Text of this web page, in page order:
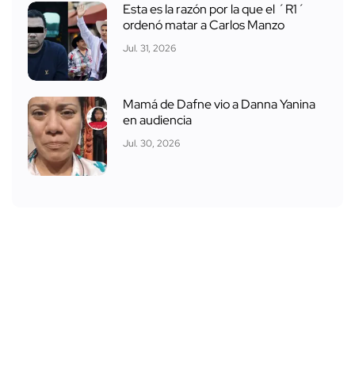
Esta es la razón por la que el ´R1´
ordenó matar a Carlos Manzo
Jul. 31, 2026
Mamá de Dafne vio a Danna Yanina
en audiencia
Jul. 30, 2026